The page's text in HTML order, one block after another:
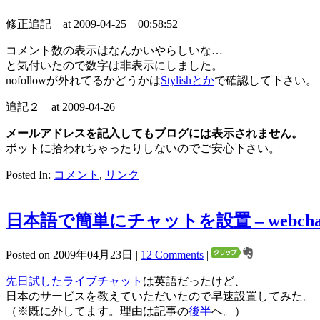
修正追記 at 2009-04-25 00:58:52
コメント数の表示はなんかいやらしいな…
と気付いたので数字は非表示にしました。
nofollowが外れてるかどうかはStylishとかで確認して下さい。
追記２ at 2009-04-26
メールアドレスを記入してもブログには表示されません。
ボットに拾われちゃったりしないのでご安心下さい。
Posted In: コメント , リンク
日本語で簡単にチャットを設置 –
Posted on 2009年04月23日 | 12 Comments |
先日試したライブチャット は英語だったけど、
日本のサービスを教えていただいたので早速設置してみた。
（※既に外してます。理由は記事の後半へ。）